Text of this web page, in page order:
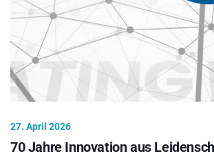
27. April 2026
70 Jahre Innovation aus